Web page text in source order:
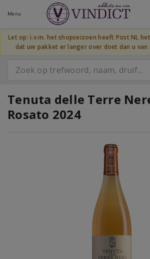
Menu
Let op: i.v.m. het shopseizoen heeft Post NL
dat uw pakket er langer over doet dan u van
Tenuta delle Terre
Rosato 2024